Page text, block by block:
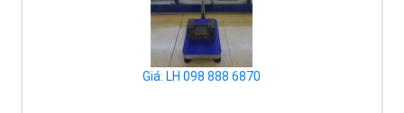
Giá: LH 098 888 6870